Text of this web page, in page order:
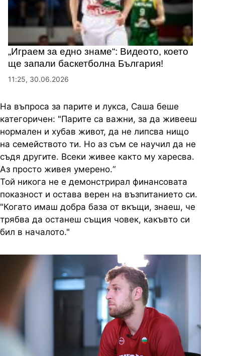
„Играем за едно знаме“: Видеото, което
ще запали баскетболна България!
11:25, 30.06.2026
На въпроса за парите и лукса, Саша беше
категоричен: "Парите са важни, за да живееш
нормален и хубав живот, да не липсва нищо
на семейството ти. Но аз съм се научил да не
съдя другите. Всеки живее както му харесва.
Аз просто живея умерено.“
Той никога не е демонстрирал финансовата
показност и остава верен на възпитанието си.
"Когато имаш добра база от вкъщи, знаеш, че
трябва да останеш същия човек, какъвто си
бил в началото."